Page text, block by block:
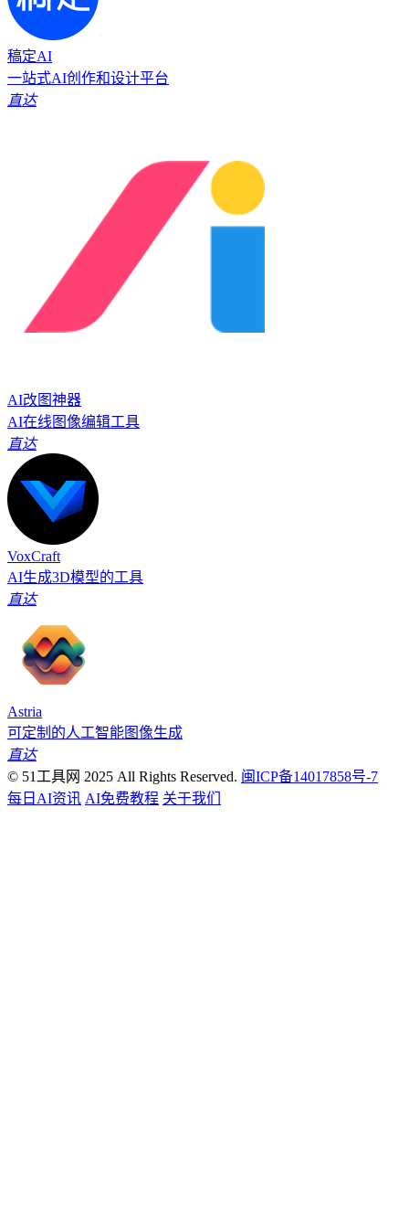
稿定AI
一站式AI创作和设计平台
直达
AI改图神器
AI在线图像编辑工具
直达
VoxCraft
AI生成3D模型的工具
直达
Astria
可定制的人工智能图像生成
直达
© 51工具网 2025 All Rights Reserved. 闽ICP备14017858号-7
每日AI资讯 AI免费教程 关于我们